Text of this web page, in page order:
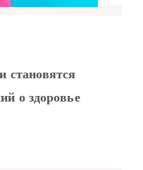
становятся
о здоровье